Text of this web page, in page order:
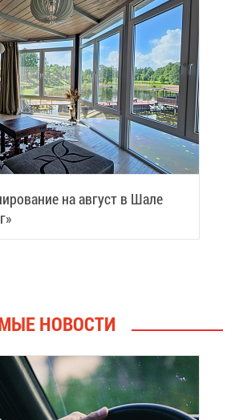
на ав­густ в Ша­ле
НО­ВО­СТИ